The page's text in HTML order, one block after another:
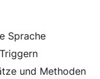
Sprache
und Methoden